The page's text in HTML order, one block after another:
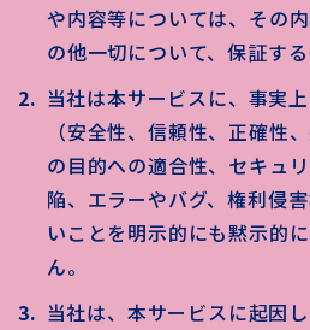
や内容等については、その
の他一切について、保証す
当社は本サービスに、事実
（安全性、信頼性、正確性
の目的への適合性、セキュ
陥、エラーやバグ、権利侵
いことを明示的にも黙示的
ん。
当社は、本サービスに起因